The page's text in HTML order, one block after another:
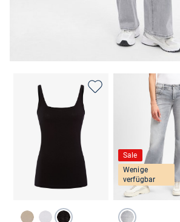
Sale
Wenige
verfügbar